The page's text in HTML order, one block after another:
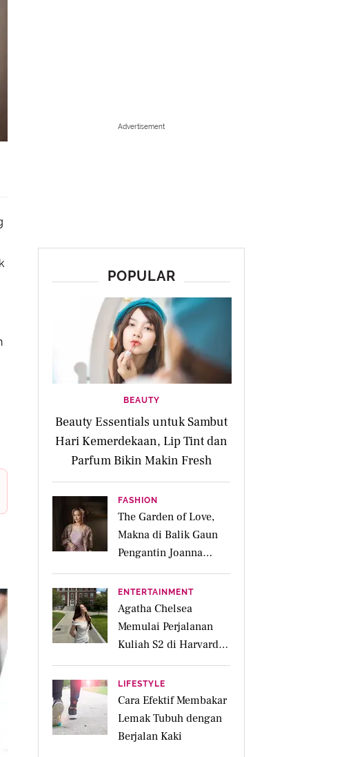
Advertisement
POPULAR
BEAUTY
Beauty Essentials untuk Sambut
Hari Kemerdekaan, Lip Tint dan
Parfum Bikin Makin Fresh
FASHION
The Garden of Love,
Makna di Balik Gaun
Pengantin Joanna
Alexandra Rancangan
Didiet Maulana
ENTERTAINMENT
Agatha Chelsea
Memulai Perjalanan
Kuliah S2 di Harvard
University
LIFESTYLE
Cara Efektif Membakar
Lemak Tubuh dengan
Berjalan Kaki